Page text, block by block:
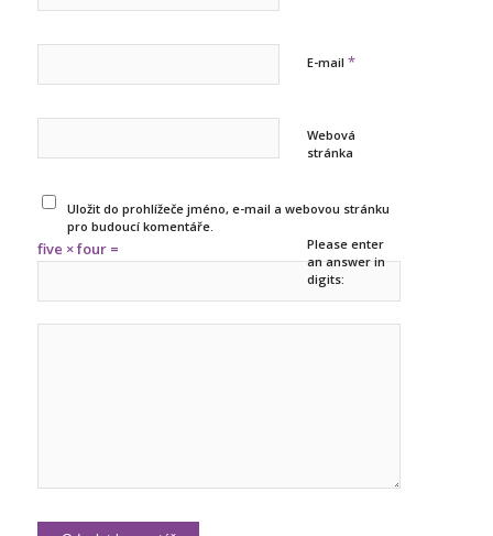
E-mail *
Webová
stránka
Uložit do prohlížeče jméno, e-mail a webovou stránku
pro budoucí komentáře.
Please enter
an answer in
digits:
five × four =